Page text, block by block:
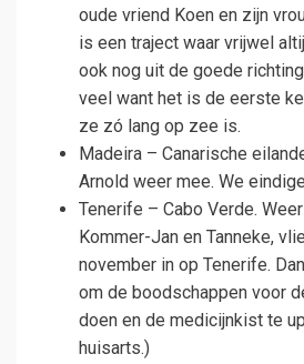
oude vriend Koen en zijn
is een traject waar vrijwel
ook nog uit de goede
veel want het is de eerste
ze zó lang op zee is.
Madeira – Canarische
Arnold weer mee. We
Tenerife – Cabo Verde.
Kommer-Jan en Tanneke,
november in op Tenerife.
om de boodschappen voor
doen en de medicijnkist te
huisarts.)